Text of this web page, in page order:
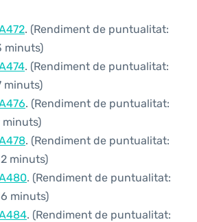
. (Rendiment de puntualitat:
minuts)
. (Rendiment de puntualitat:
minuts)
. (Rendiment de puntualitat:
minuts)
. (Rendiment de puntualitat:
minuts)
. (Rendiment de puntualitat:
minuts)
. (Rendiment de puntualitat: